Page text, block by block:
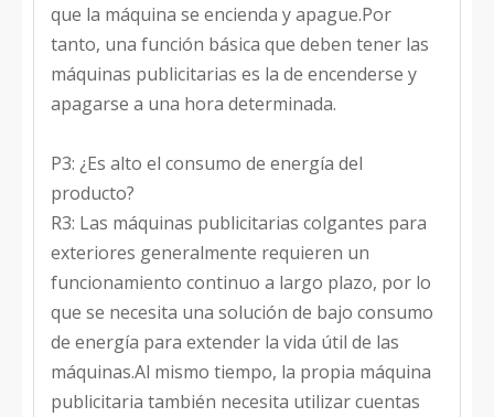
que la máquina se encienda y apague.Por
tanto, una función básica que deben tener las
máquinas publicitarias es la de encenderse y
apagarse a una hora determinada.
P3: ¿Es alto el consumo de energía del
producto?
R3: Las máquinas publicitarias colgantes para
exteriores generalmente requieren un
funcionamiento continuo a largo plazo, por lo
que se necesita una solución de bajo consumo
de energía para extender la vida útil de las
máquinas.Al mismo tiempo, la propia máquina
publicitaria también necesita utilizar cuentas